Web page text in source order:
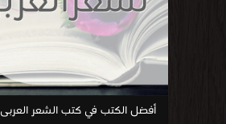
أفضل الكتب في كتب الشعر العربى